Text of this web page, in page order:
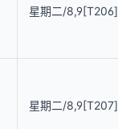
星期二/8,9[T206]
星期二/8,9[T207]